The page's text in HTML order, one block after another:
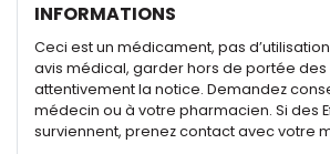
INFORMATIONS
Ceci est un médicament, pas
avis médical, garder hors de portée des
attentivement la notice. Demandez
médecin ou à votre pharmacien. Si des
surviennent, prenez contact avec votre